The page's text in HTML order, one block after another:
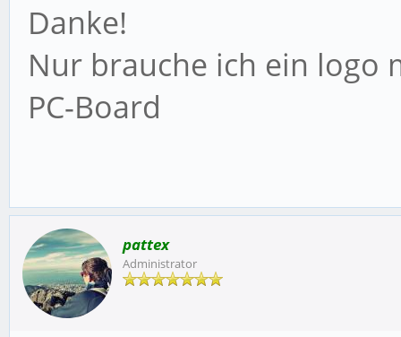
Danke!
Nur brauche ich ein logo
PC-Board
pattex
Administrator